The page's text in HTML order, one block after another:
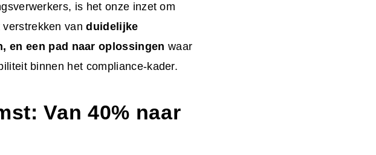
is het onze inzet om
verstrekken vanduidelijke
en een pad naar oplossingen waar
binnen het compliance-kader.
Van 40% naar